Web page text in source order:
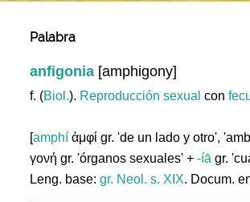
Palabra
anfigonia [amphigony]
f. (Biol.). Reproducción sexual con
[amphí ἀμφί gr. 'de un lado y otro',
γονή gr. 'órganos sexuales' +-íā gr.
Leng. base:gr. Neol. s. XIX. Docum.